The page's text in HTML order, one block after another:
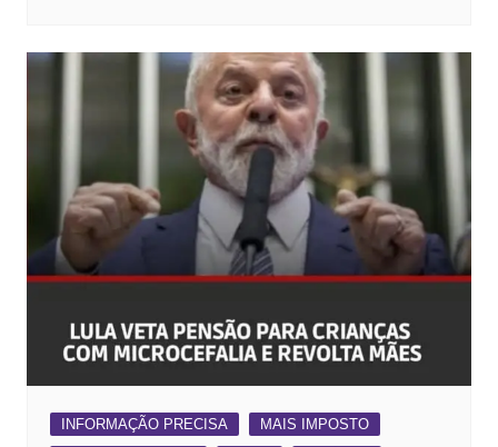
INFORMAÇÃO PRECISA
MAIS IMPOSTO